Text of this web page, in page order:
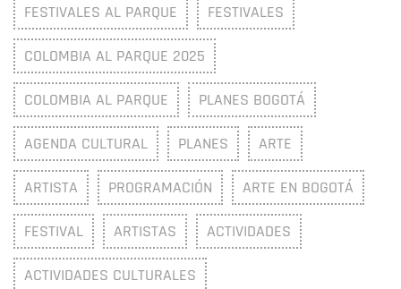
FESTIVALES AL PARQUE FESTIVALES
COLOMBIA AL PARQUE 2025
COLOMBIA AL PARQUE PLANES BOGOTÁ
AGENDA CULTURAL PLANES ARTE
ARTISTA PROGRAMACIÓN ARTE EN BOGOTÁ
FESTIVAL ARTISTAS ACTIVIDADES
ACTIVIDADES CULTURALES